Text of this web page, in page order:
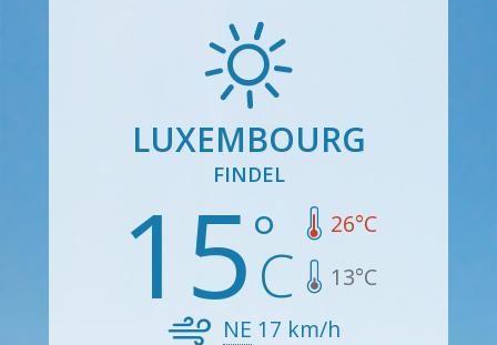
LUXEMBOURG
FINDEL
15 26°C
13°C
NE 17 km/h